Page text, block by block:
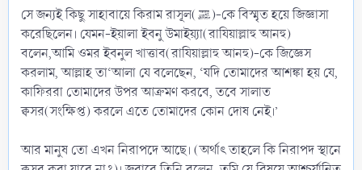
সে জন্যই কিছু সাহাবায়ে কিরাম রাসূল(ﷺ)-কে বিস্মৃত হয়ে জিজ্ঞাসা
করেছিলেন। যেমন-ইয়ালা ইবনু উমাইয়্যা(রাযিয়াল্লাহু আনহু)
বলেন,আমি ওমর ইবনুল খাত্তাব(রাযিয়াল্লাহু আনহু)-কে জিজ্ঞেস
করলাম, আল্লাহ তা‘আলা যে বলেছেন, ‘যদি তোমাদের আশঙ্কা হয় যে,
কাফিররা তোমাদের উপর আক্রমণ করবে, তবে সালাত
ক্বসর(সংক্ষিপ্ত) করলে এতে তোমাদের কোন দোষ নেই।’
আর মানুষ তো এখন নিরাপদে আছে। (অর্থাৎ তাহলে কি নিরাপদ স্থানে